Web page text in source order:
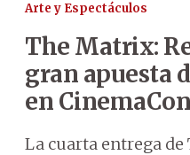
Arte y Espectáculos
The Matrix:
gran apuesta
en CinemaCon
La cuarta entrega de